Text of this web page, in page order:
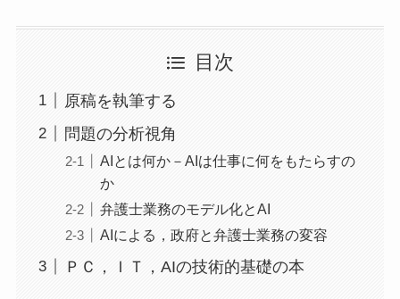
目次
原稿を執筆する
問題の分析視角
AIとは何か－AIは仕事に何をもたらすの
か
弁護士業務のモデル化とAI
AIによる，政府と弁護士業務の変容
ＰＣ，ＩＴ，AIの技術的基礎の本